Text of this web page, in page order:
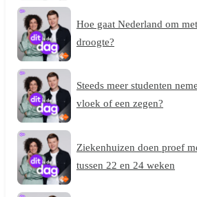
Hoe gaat Nederland om
droogte?
Steeds meer studenten
vloek of een zegen?
Ziekenhuizen doen proef
tussen 22 en 24 weken